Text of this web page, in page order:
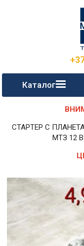
Каталог
СТАРТЕР С
МТЗ 12